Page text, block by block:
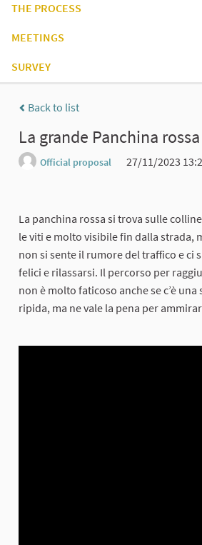
THE PROCESS
MEETINGS
SURVEY
Back to list
La grande Panchina
Official proposal
27/11/2023
La panchina rossa si trova sulle
le viti e molto visibile fin dalla strada,
non si sente il rumore del traffico e ci
felici e rilassarsi. Il percorso per
non è molto faticoso anche se c’è
ripida, ma ne vale la pena per